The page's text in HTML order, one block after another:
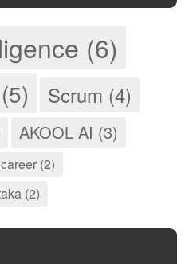
(6)
Scrum (4)
AKOOL AI (3)
(2)
(2)